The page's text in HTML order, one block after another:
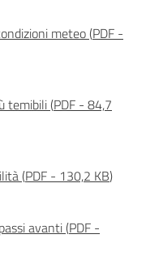
meteo(PDF -
temibili(PDF - 84,7
(PDF - 130,2 KB)
avanti(PDF -